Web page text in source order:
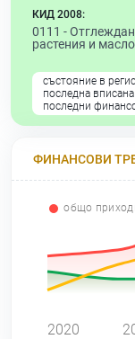
КИД 2008:
0111 -
растения и
състояние в
последна
последни
ФИНАНСОВИ
общо
2020